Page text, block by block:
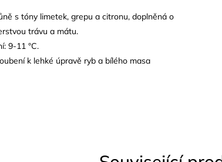
s tóny limetek, grepu a citronu, doplněná o
trávu a mátu.
9-11 °C.
k lehké úpravě ryb a bílého masa